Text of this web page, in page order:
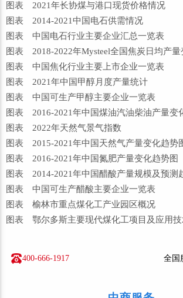
图表 2021年长协煤与港口现货价格情况
图表 2014-2021中国电石供需情况
图表 中国电石行业主要企业汇总一览表
图表 2018-2022年Mysteel全国焦炭日均产量
图表 中国焦化行业主要上市企业一览表
图表 2021年中国甲醇月度产量统计
图表 中国可生产甲醇主要企业一览表
图表 2016-2021年中国煤油汽油柴油产量变
图表 2022年天然气景气指数
图表 2015-2021年中国天然气产量变化趋势
图表 2016-2021年中国氮肥产量变化趋势图
图表 2014-2021年中国醋酸产量规模及预测
图表 中国可生产醋酸主要企业一览表
图表 榆林市重点煤化工产业园区概况
图表 鄂尔多斯主要现代煤化工项目及应用
400-666-1917 全国